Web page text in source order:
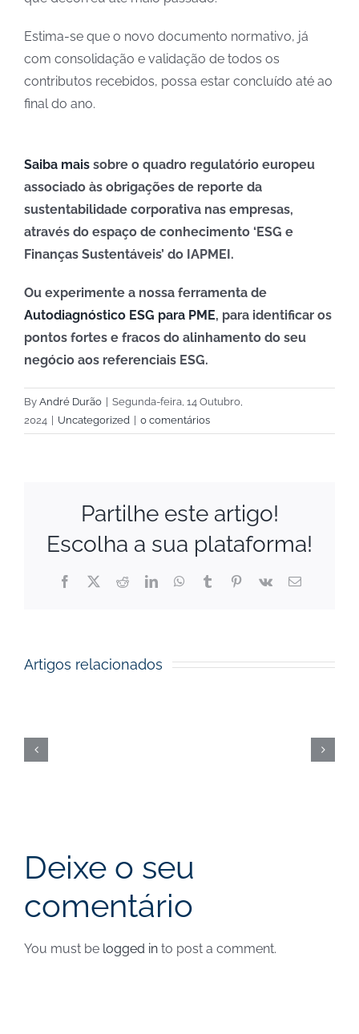
Estima-se que o novo documento normativo, já
com consolidação e validação de todos os
contributos recebidos, possa estar concluído até ao
final do ano.
Saiba mais sobre o quadro regulatório europeu
associado às obrigações de reporte da
sustentabilidade corporativa nas empresas,
através do espaço de conhecimento ‘ESG e
Finanças Sustentáveis’ do IAPMEI.
Ou experimente a nossa ferramenta de
Autodiagnóstico ESG para PME, para identificar os
pontos fortes e fracos do alinhamento do seu
negócio aos referenciais ESG.
By André Durão
Segunda-feira, 14 Outubro,
2024
Uncategorized 0 comentários
Partilhe este artigo!
Escolha a sua plataforma!
Facebook
X RedditLinkedInWhatsApp
TumblrPinterest
Vk
Email
Artigos relacionados
Financial
Startups
a
de
agosto
Deixe o seu
comentário
You must be logged in to post a comment.